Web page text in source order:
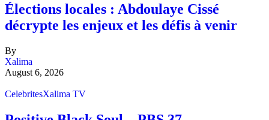
Élections locales : Abdoulaye Cissé
décrypte les enjeux et les défis à venir
By
Xalima
August 6, 2026
CelebritesXalima TV